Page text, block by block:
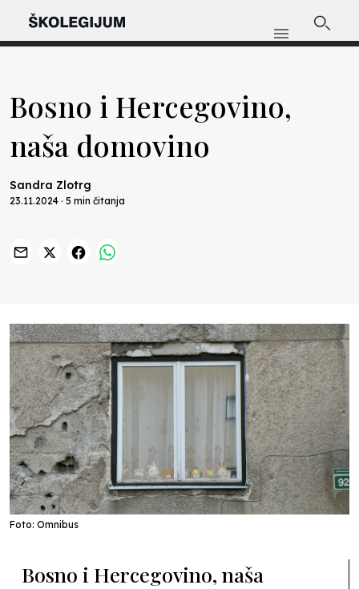
Bosno i Hercegovino,
naša domovino
Sandra Zlotrg
23.11.2024 · 5 min čitanja
Foto: Omnibus
Bosno i Hercegovino, naša